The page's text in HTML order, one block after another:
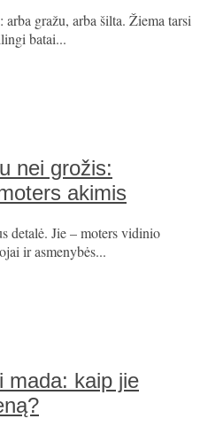
gražu, arba šilta. Žiema tarsi
batai...
nei grožis:
akimis
detalė. Jie – moters vidinio
ir asmenybės...
mada: kaip jie